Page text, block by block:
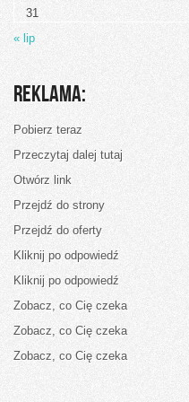
31
« lip
Reklama:
Pobierz teraz
Przeczytaj dalej tutaj
Otwórz link
Przejdź do strony
Przejdź do oferty
Kliknij po odpowiedź
Kliknij po odpowiedź
Zobacz, co Cię czeka
Zobacz, co Cię czeka
Zobacz, co Cię czeka